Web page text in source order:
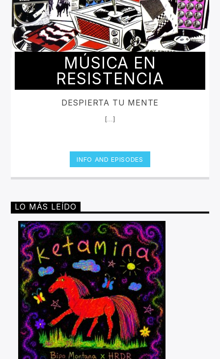
MÚSICA EN
RESISTENCIA
DESPIERTA TU MENTE
[...]
INFO AND EPISODES
LO MÁS LEÍDO